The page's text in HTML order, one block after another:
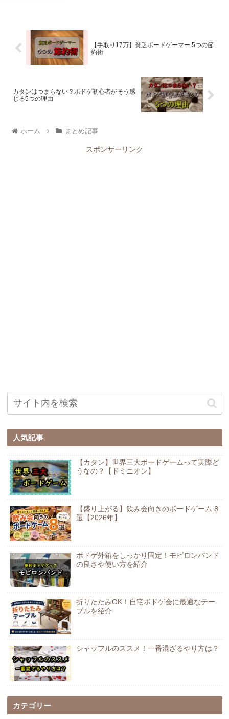
【手取り17万】貧乏ボードゲーマー 5つの節
約術
カタンはつまらない？ボドゲ初心者がそう感
じる5つの理由
ホーム まとめ記事
スポンサーリンク
人気記事
【カタン】世界三大ボードゲームって実際ど
うなの？【ドミニオン】
【盛り上がる】飲み会向きのボードゲーム 8
選【2026年】
ボドゲ外箱をしっかり固定！モビロンバンド
の良さや使い方を紹介
折りたたみOK！自宅ボドゲ会に最適なテー
ブルを紹介
シャッフルのススメ！一番混ざるやり方は？
カテゴリー